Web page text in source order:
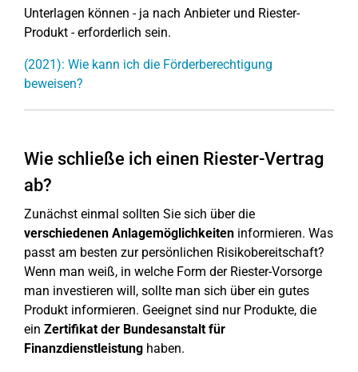
Unterlagen können - ja nach Anbieter und Riester-
Produkt - erforderlich sein.
(2021): Wie kann ich die Förderberechtigung
beweisen?
Wie schließe ich einen Riester-Vertrag
ab?
Zunächst einmal sollten Sie sich über die
verschiedenen Anlagemöglichkeiten informieren. Was
passt am besten zur persönlichen Risikobereitschaft?
Wenn man weiß, in welche Form der Riester-Vorsorge
man investieren will, sollte man sich über ein gutes
Produkt informieren. Geeignet sind nur Produkte, die
ein Zertifikat der Bundesanstalt für
Finanzdienstleistung haben.